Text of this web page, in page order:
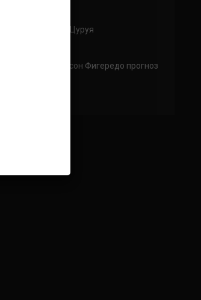
Джошуа Ван — Ри Цуруя
Роб Фонт – Дейвесон Фигередо прогноз